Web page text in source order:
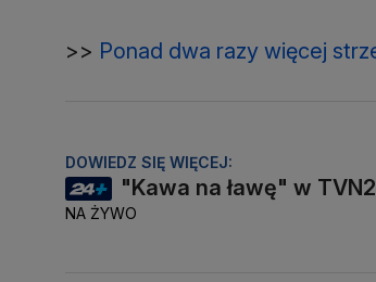
>> Ponad dwa razy więcej
DOWIEDZ SIĘ WIĘCEJ:
"Kawa na ławę" w
NA ŻYWO